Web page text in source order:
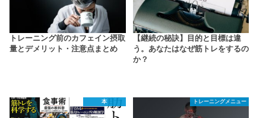
トレーニング前のカフェイン摂取
量とデメリット・注意点まとめ
【継続の秘訣】目的と目標は違
う。あなたはなぜ筋トレをするの
か？
本 トレーニングメニュー